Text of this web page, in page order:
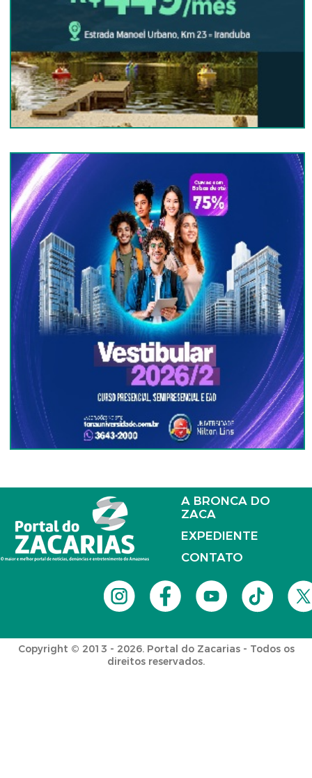
A BRONCA DO
ZACA
EXPEDIENTE
CONTATO
Copyright © 2013 - 2026. Portal do Zacarias - Todos os
direitos reservados.